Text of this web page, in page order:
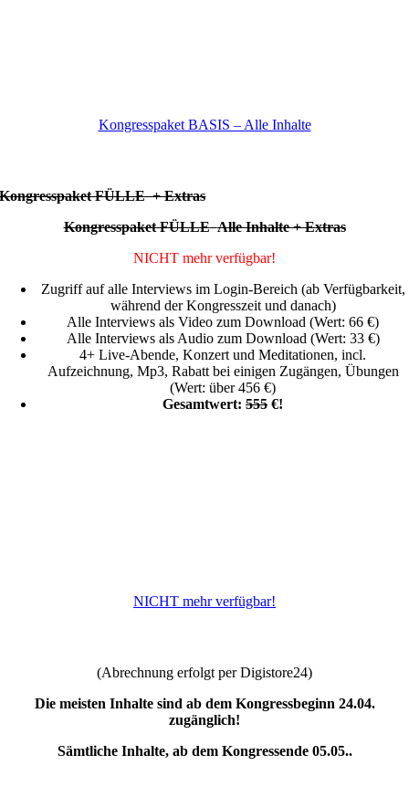
Kongresspaket BASIS – Alle Inhalte
Kongresspaket FÜLLE + Extras
Kongresspaket FÜLLE Alle Inhalte + Extras
NICHT mehr verfügbar!
Zugriff auf alle Interviews im Login-Bereich (ab Verfügbarkeit,
während der Kongresszeit und danach)
Alle Interviews als Video zum Download (Wert: 66 €)
Alle Interviews als Audio zum Download (Wert: 33 €)
4+ Live-Abende, Konzert und Meditationen, incl.
Aufzeichnung, Mp3, Rabatt bei einigen Zugängen, Übungen
(Wert: über 456 €)
Gesamtwert: 555 €!
NICHT mehr verfügbar!
(Abrechnung erfolgt per Digistore24)
Die meisten Inhalte sind ab dem Kongressbeginn 24.04.
zugänglich!
Sämtliche Inhalte, ab dem Kongressende 05.05..